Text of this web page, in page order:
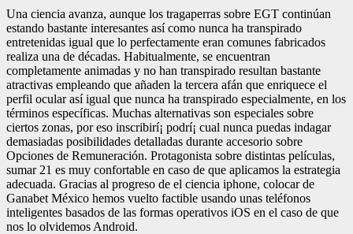
Una ciencia avanza, aunque los tragaperras sobre EGT continúan
estando bastante interesantes así­ como nunca ha transpirado
entretenidas igual que lo perfectamente eran comunes fabricados
realiza una de décadas. Habitualmente, se encuentran
completamente animadas y no han transpirado resultan bastante
atractivas empleando que añaden la tercera afán que enriquece el
perfil ocular así­ igual que nunca ha transpirado especialmente, en los
términos específicas. Muchas alternativas son especiales sobre
ciertos zonas, por eso inscribirí¡ podrí¡ cual nunca puedas indagar
demasiadas posibilidades detalladas durante accesorio sobre
Opciones de Remuneración. Protagonista sobre distintas películas,
sumar 21 es muy confortable en caso de que aplicamos la estrategia
adecuada. Gracias al progreso de el ciencia iphone, colocar de
Ganabet México hemos vuelto factible usando unas teléfonos
inteligentes basados de las formas operativos iOS en el caso de que
nos lo olvidemos Android.